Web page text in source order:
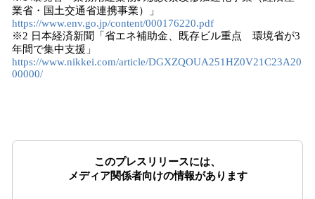
業省・国土交通省連携事業）」
https://www.env.go.jp/content/000176220.pdf
※2 日本経済新聞「省エネ補助金、既存ビル重点 環境省が3
年間で集中支援」
https://www.nikkei.com/article/DGXZQOUA251HZ0V21C23A20
00000/
このプレスリリースには、
メディア関係者向けの情報があります